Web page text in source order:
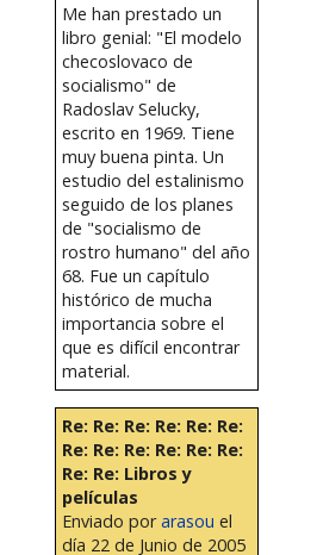
Me han prestado un
libro genial: "El modelo
checoslovaco de
socialismo" de
Radoslav Selucky,
escrito en 1969. Tiene
muy buena pinta. Un
estudio del estalinismo
seguido de los planes
de "socialismo de
rostro humano" del año
68. Fue un capítulo
histórico de mucha
importancia sobre el
que es difícil encontrar
material.
Re: Re: Re: Re: Re: Re:
Re: Re: Re: Re: Re: Re:
Re: Re: Libros y
películas
Enviado porarasou el
día 22 de Junio de 2005